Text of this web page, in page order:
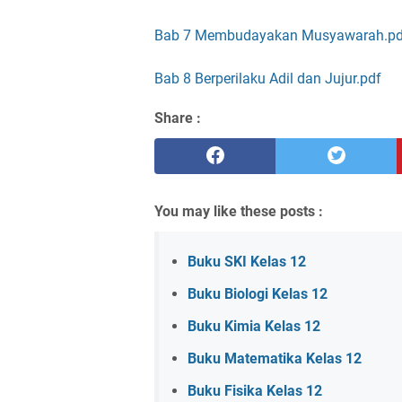
Bab 7 Membudayakan
Bab 8 Berperilaku Adil dan Jujur.pdf
Share :
You may like these posts :
Buku SKI Kelas 12
Buku Biologi Kelas 12
Buku Kimia Kelas 12
Buku Matematika Kelas 12
Buku Fisika Kelas 12